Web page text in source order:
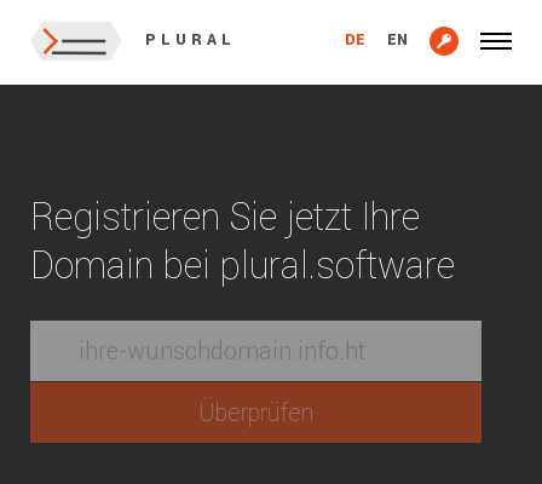
PLURAL DE EN
Registrieren Sie jetzt Ihre
Domain bei plural.software